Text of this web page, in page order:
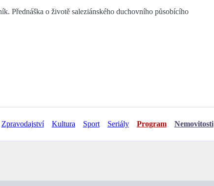
Přednáška o životě saleziánského duchovního působícího
Zpravodajství Kultura Sport Seriály Program Nemovitosti